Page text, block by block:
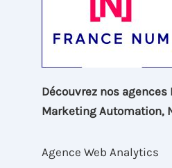
Découvrez nos agences
Marketing Automation,
Agence Web Analytics